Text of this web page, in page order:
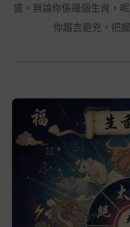
盛。無論你係邊個生肖，
你趨吉避兇，把